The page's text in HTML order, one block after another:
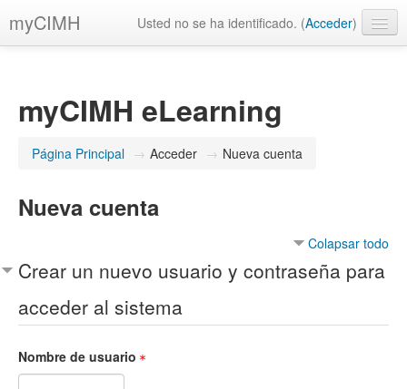
myCIMH Usted no se ha identificado. (Acceder)
myCIMH eLearning
Página Principal → Acceder → Nueva cuenta
Nueva cuenta
Colapsar todo
Crear un nuevo usuario y contraseña para
acceder al sistema
Nombre de usuario